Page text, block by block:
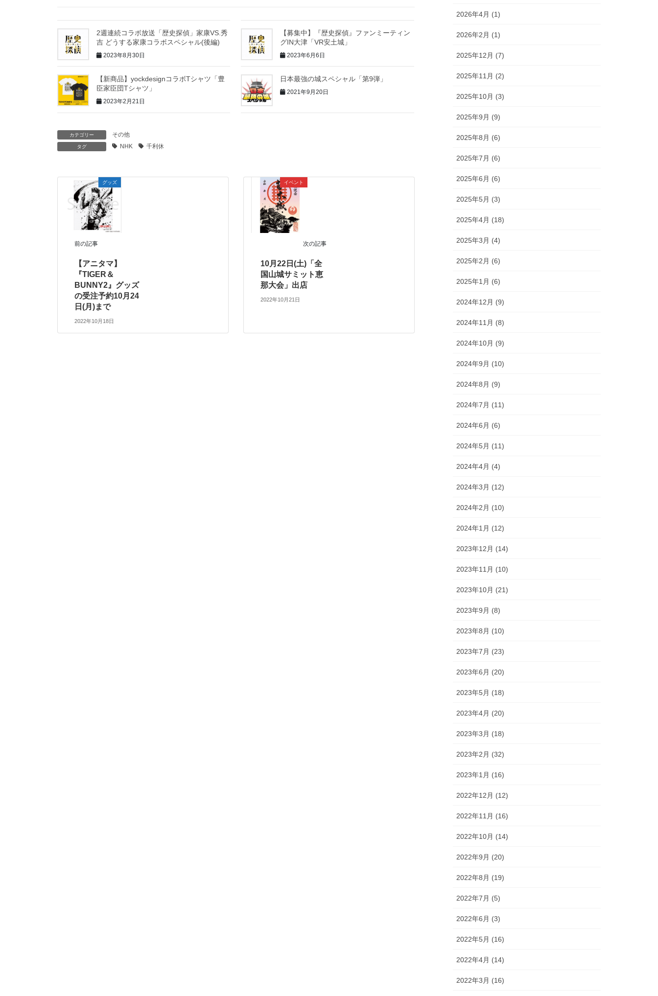
2週連続コラボ放送「歴史探偵」家康VS.秀
吉 どうする家康コラボスペシャル(後編)
2023年8月30日
【募集中】『歴史探偵』ファンミーティン
グIN大津「VR安土城」
2023年6月6日
【新商品】yockdesignコラボTシャツ「豊
臣家臣団Tシャツ」
2023年2月21日
日本最強の城スペシャル「第9弾」
2021年9月20日
カテゴリー その他
タグ NHK 千利休
グッズ
前の記事
【アニタマ】
『TIGER＆
BUNNY2』グッズ
の受注予約10月24
日(月)まで
2022年10月18日
イベント
次の記事
10月22日(土)「全
国山城サミット恵
那大会」出店
2022年10月21日
2026年4月 (1)
2026年2月 (1)
2025年12月 (7)
2025年11月 (2)
2025年10月 (3)
2025年9月 (9)
2025年8月 (6)
2025年7月 (6)
2025年6月 (6)
2025年5月 (3)
2025年4月 (18)
2025年3月 (4)
2025年2月 (6)
2025年1月 (6)
2024年12月 (9)
2024年11月 (8)
2024年10月 (9)
2024年9月 (10)
2024年8月 (9)
2024年7月 (11)
2024年6月 (6)
2024年5月 (11)
2024年4月 (4)
2024年3月 (12)
2024年2月 (10)
2024年1月 (12)
2023年12月 (14)
2023年11月 (10)
2023年10月 (21)
2023年9月 (8)
2023年8月 (10)
2023年7月 (23)
2023年6月 (20)
2023年5月 (18)
2023年4月 (20)
2023年3月 (18)
2023年2月 (32)
2023年1月 (16)
2022年12月 (12)
2022年11月 (16)
2022年10月 (14)
2022年9月 (20)
2022年8月 (19)
2022年7月 (5)
2022年6月 (3)
2022年5月 (16)
2022年4月 (14)
2022年3月 (16)